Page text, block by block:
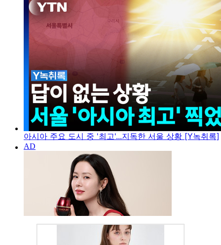
아시아 주요 도시 중 '최고'...지독한 서울 상황 [Y녹취록]